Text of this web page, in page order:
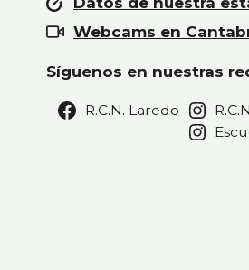
Webcams en
Síguenos en nuestras
R.C.N. Laredo